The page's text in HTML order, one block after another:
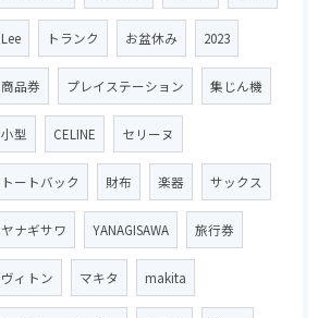
Lee トランク お盆休み 2023
商品券 プレイステーション 集じん機
小型 CELINE セリーヌ
トートバック 財布 楽器 サックス
ヤナギサワ YANAGISAWA 旅行券
ヴィトン マキタ makita